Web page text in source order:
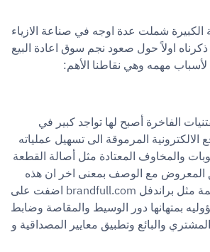
الكبيرة شملت عدة اوجه في صناعة الازياء
ذكرناه اولاً حول صعود نجم سوق اعادة البيع
لأسباب مهمه وهي نقاطنا الأهم:
الفاخرة أصبح لها تواجد كبير في
الالكترونية المرموقة الى تسهيل عملياته
والمخاوف المعتادة مثل أصالة القطعة
المعروض مع الوصف بمعنى اخر ان هذه
مثل براندفل brandfull.com اضفت على
بمتهانها دور الوسيط والمقاصة وضابط
والبائع وتطبيق معايير المصداقية و